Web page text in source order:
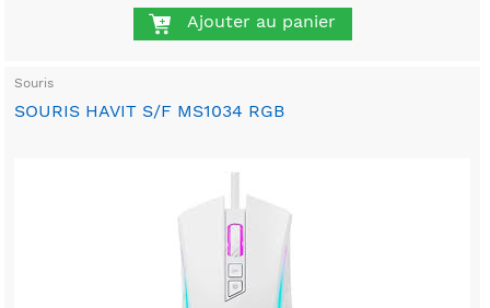
Ajouter au panier
Souris
SOURIS HAVIT S/F MS1034 RGB